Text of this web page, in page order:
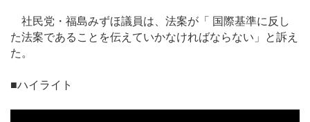
社民党・福島みずほ議員は、法案が「 国際基準に反し
た法案であることを伝えていかなければならない」と訴え
た。
■ハイライト